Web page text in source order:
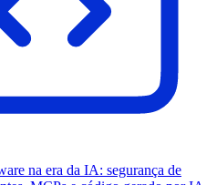
na era da IA: segurança de